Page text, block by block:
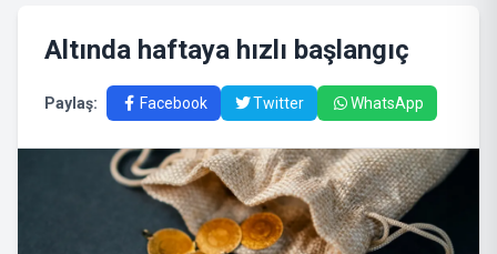
Altında haftaya hızlı başlangıç
Paylaş: Facebook Twitter WhatsApp